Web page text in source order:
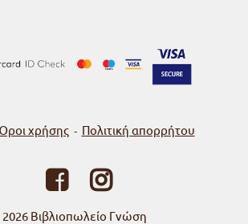
χρήσης - Πολιτική απορρήτου
Βιβλιοπωλείο Γνώση